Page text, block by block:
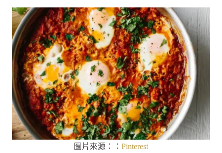
圖片來源： ： Pinterest